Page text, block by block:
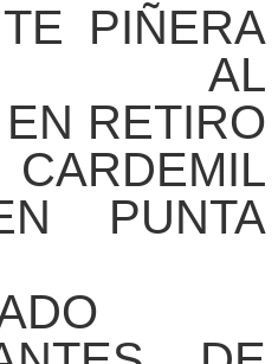
PIÑERA
AL
RETIRO
PUNTA